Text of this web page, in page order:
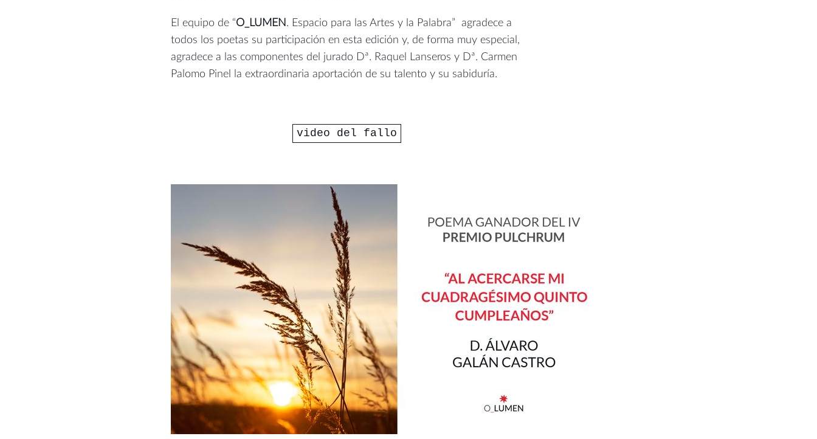
El equipo de “O_LUMEN . Espacio para las Artes y la Palabra” agradece a
todos los poetas su participación en esta edición y, de forma muy especial,
agradece a las componentes del jurado Dª. Raquel Lanseros y Dª. Carmen
Palomo Pinel la extraordinaria aportación de su talento y su sabiduría.
video del fallo